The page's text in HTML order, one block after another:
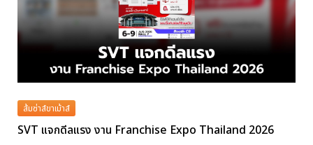
ส้มซ่าส์ขาเม้าส์
SVT แจกดีลแรง งาน Franchise Expo Thailand 2026